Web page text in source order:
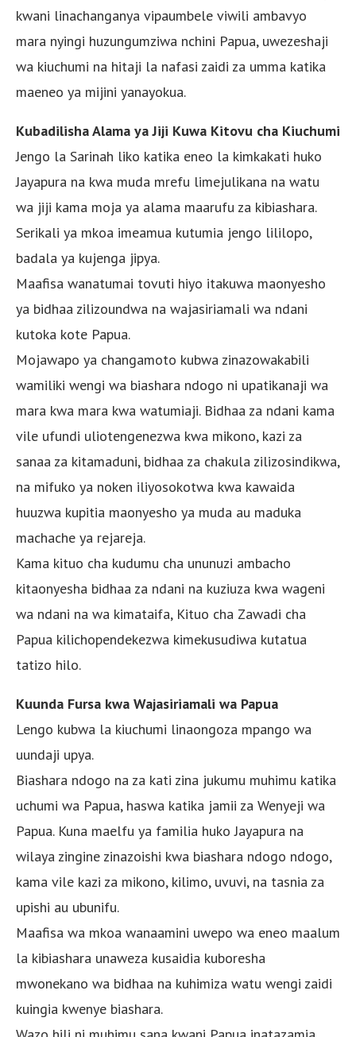
kwani linachanganya vipaumbele viwili ambavyo
mara nyingi huzungumziwa nchini Papua, uwezeshaji
wa kiuchumi na hitaji la nafasi zaidi za umma katika
maeneo ya mijini yanayokua.
Kubadilisha Alama ya Jiji Kuwa Kitovu cha Kiuchumi
Jengo la Sarinah liko katika eneo la kimkakati huko
Jayapura na kwa muda mrefu limejulikana na watu
wa jiji kama moja ya alama maarufu za kibiashara.
Serikali ya mkoa imeamua kutumia jengo lililopo,
badala ya kujenga jipya.
Maafisa wanatumai tovuti hiyo itakuwa maonyesho
ya bidhaa zilizoundwa na wajasiriamali wa ndani
kutoka kote Papua.
Mojawapo ya changamoto kubwa zinazowakabili
wamiliki wengi wa biashara ndogo ni upatikanaji wa
mara kwa mara kwa watumiaji. Bidhaa za ndani kama
vile ufundi uliotengenezwa kwa mikono, kazi za
sanaa za kitamaduni, bidhaa za chakula zilizosindikwa,
na mifuko ya noken iliyosokotwa kwa kawaida
huuzwa kupitia maonyesho ya muda au maduka
machache ya rejareja.
Kama kituo cha kudumu cha ununuzi ambacho
kitaonyesha bidhaa za ndani na kuziuza kwa wageni
wa ndani na wa kimataifa, Kituo cha Zawadi cha
Papua kilichopendekezwa kimekusudiwa kutatua
tatizo hilo.
Kuunda Fursa kwa Wajasiriamali wa Papua
Lengo kubwa la kiuchumi linaongoza mpango wa
uundaji upya.
Biashara ndogo na za kati zina jukumu muhimu katika
uchumi wa Papua, haswa katika jamii za Wenyeji wa
Papua. Kuna maelfu ya familia huko Jayapura na
wilaya zingine zinazoishi kwa biashara ndogo ndogo,
kama vile kazi za mikono, kilimo, uvuvi, na tasnia za
upishi au ubunifu.
Maafisa wa mkoa wanaamini uwepo wa eneo maalum
la kibiashara unaweza kusaidia kuboresha
mwonekano wa bidhaa na kuhimiza watu wengi zaidi
kuingia kwenye biashara.